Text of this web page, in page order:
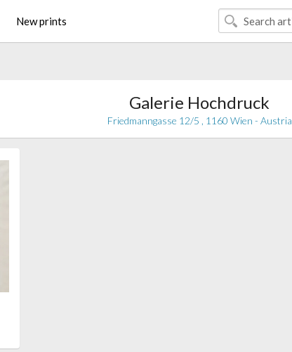
New prints
Galerie Hochdruck
Friedmanngasse 12/5 , 1160 Wien - Austria